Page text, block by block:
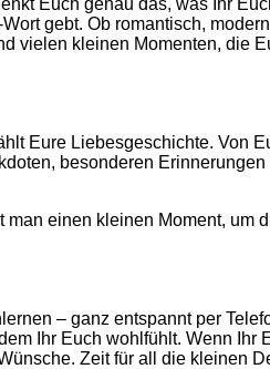
Euch genau das, was Ihr
gebt. Ob romantisch,
kleinen Momenten, die
Eure Liebesgeschichte. Von
besonderen
einen kleinen Moment,
– ganz entspannt per
Ihr Euch wohlfühlt. Wenn
Zeit für all die kleinen